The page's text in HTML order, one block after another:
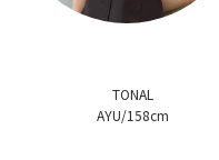
TONAL
AYU/158cm